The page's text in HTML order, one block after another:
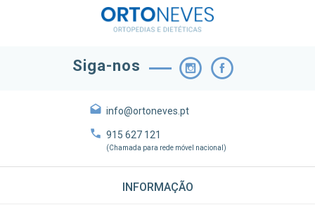
Siga-nos
info@ortoneves.pt
915 627 121
(Chamada para rede móvel nacional)
INFORMAÇÃO